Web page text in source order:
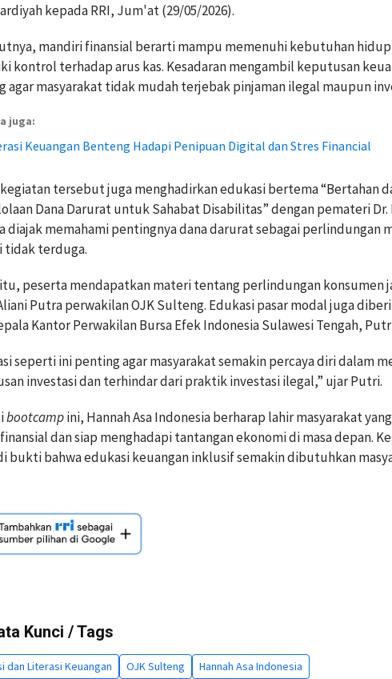
kepada RRI, Jum'at (29/05/2026).
mandiri finansial berarti mampu memenuhi kebutuhan
kontrol terhadap arus kas. Kesadaran mengambil keputusan
agar masyarakat tidak mudah terjebak pinjaman ilegal maupun
juga:
Keuangan Benteng Hadapi Penipuan Digital dan Stres Financial
tersebut juga menghadirkan edukasi bertema “Bertahan
Dana Darurat untuk Sahabat Disabilitas” dengan pemateri
diajak memahami pentingnya dana darurat sebagai perlindungan
tidak terduga.
peserta mendapatkan materi tentang perlindungan konsumen
Putra perwakilan OJK Sulteng. Edukasi pasar modal juga
Kantor Perwakilan Bursa Efek Indonesia Sulawesi Tengah,
seperti ini penting agar masyarakat semakin percaya diri dalam
investasi dan terhindar dari praktik investasi ilegal,” ujar Putri.
bootcampini, Hannah Asa Indonesia berharap lahir masyarakat
dan siap menghadapi tantangan ekonomi di masa depan.
bukti bahwa edukasi keuangan inklusif semakin dibutuhkan
Kunci / Tags
dan Literasi Keuangan OJK Sulteng Hannah Asa Indonesia